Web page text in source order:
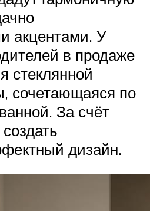
акцентами. У
в продаже
стеклянной
сочетающаяся по
За счёт
дизайн.